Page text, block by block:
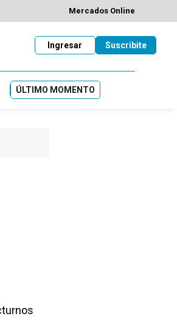
Mercados Online
Suscribite
Ingresar
ÚLTIMO MOMENTO